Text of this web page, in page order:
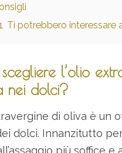
Ti potrebbero interessare
scegliere l’olio
nei dolci?
di oliva è un
dolci. Innanzitutto
più soffice e